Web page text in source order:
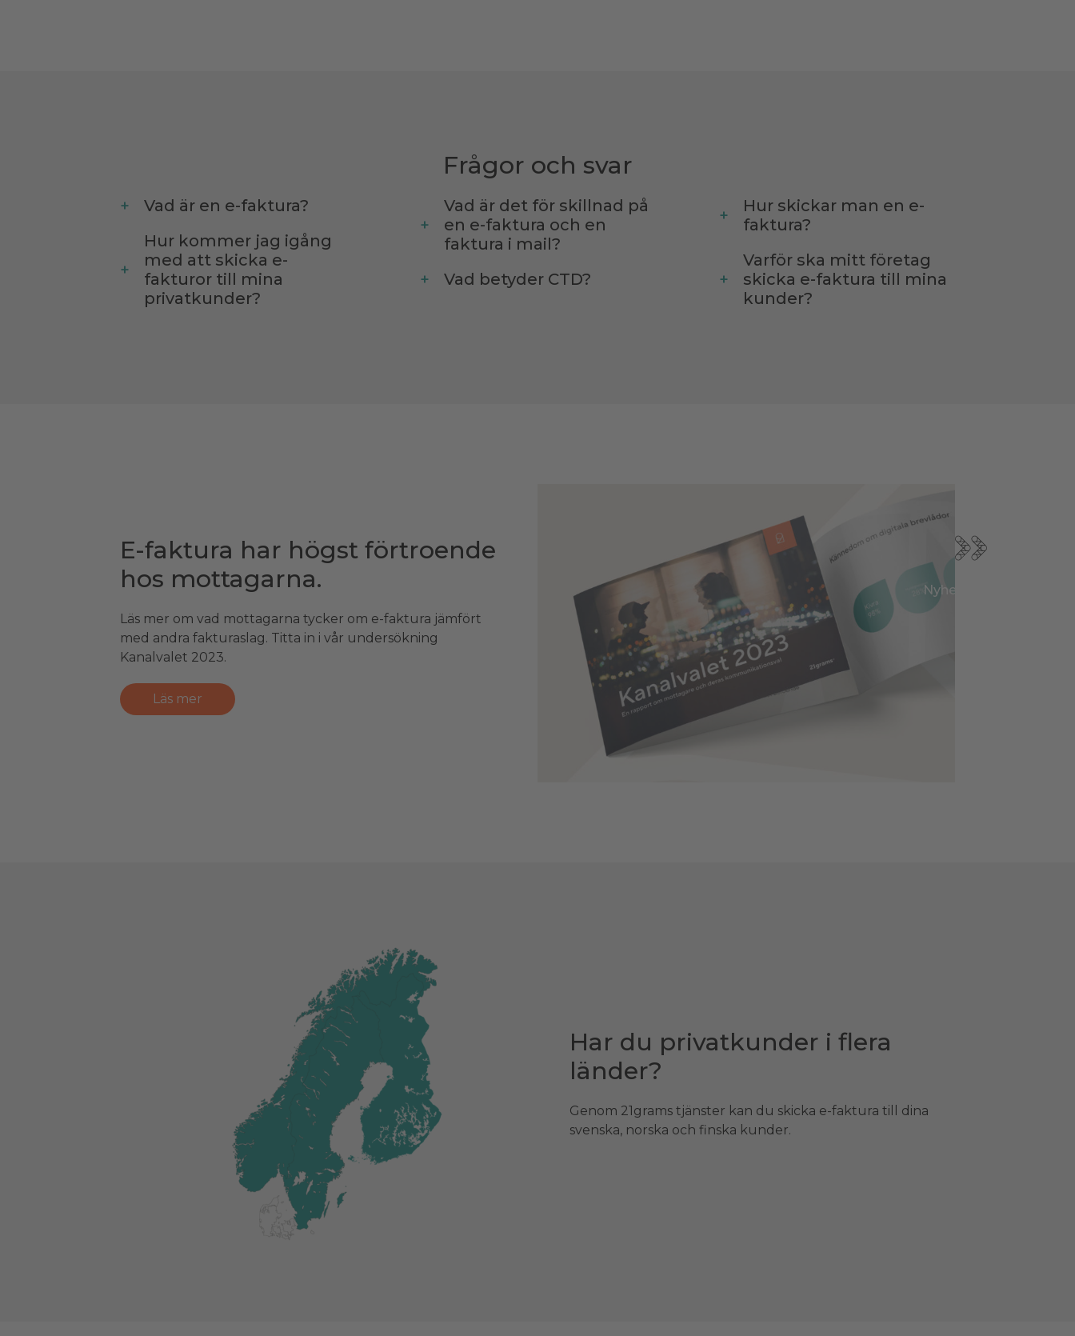
Frågor och svar
Vad är en e-faktura?
Hur kommer jag igång
med att skicka e-
fakturor till mina
privatkunder?
Vad är det för skillnad på
en e-faktura och en
faktura i mail?
Vad betyder CTD?
Hur skickar man en e-
faktura?
Varför ska mitt företag
skicka e-faktura till mina
kunder?
Nyheter
E-faktura har högst förtroende
hos mottagarna.
Läs mer om vad mottagarna tycker om e-faktura jämfört
med andra fakturaslag. Titta in i vår undersökning
Kanalvalet 2023.
Läs mer
Har du privatkunder i flera
länder?
Genom 21grams tjänster kan du skicka e-faktura till dina
svenska, norska och finska kunder.